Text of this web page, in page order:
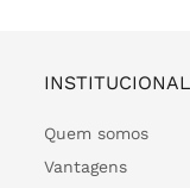
INSTITUCIONAL
Quem somos
Vantagens